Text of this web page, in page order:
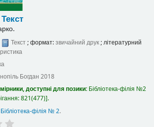
Текст
Текст; формат:звичайний друк; літературний
Богдан 2018
доступні для позики: Бібліотека-філія №2
821(477) .
Бібліотека-філія № 2.